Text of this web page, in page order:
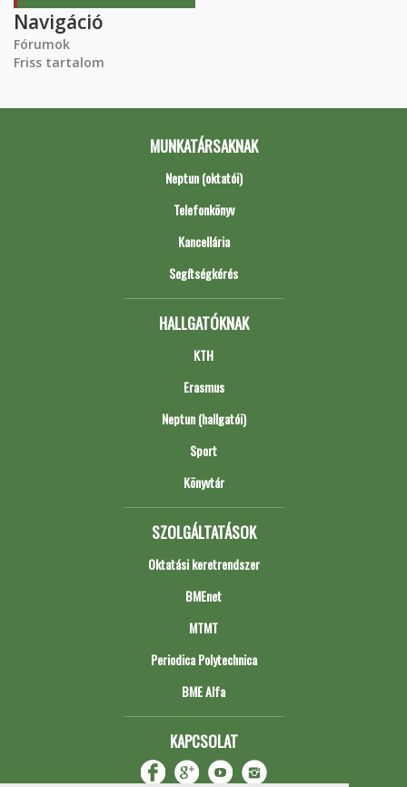
Navigáció
Fórumok
Friss tartalom
MUNKATÁRSAKNAK
Neptun (oktatói)
Telefonkönyv
Kancellária
Segítségkérés
HALLGATÓKNAK
KTH
Erasmus
Neptun (hallgatói)
Sport
Könyvtár
SZOLGÁLTATÁSOK
Oktatási keretrendszer
BMEnet
MTMT
Periodica Polytechnica
BME Alfa
KAPCSOLAT